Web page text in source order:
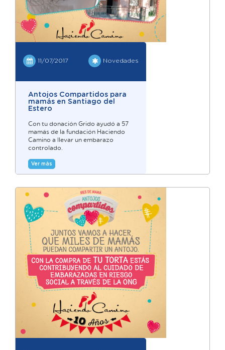
11/07/2017 Novedades
Antojos Compartidos para
mamás en Santiago del
Estero
Con tu donación Grido ayudó a 57
mamás de la fundación Haciendo
Camino a llevar un embarazo
controlado.
Ver más